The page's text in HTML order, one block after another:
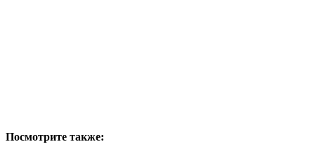
Посмотрите также: